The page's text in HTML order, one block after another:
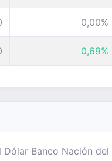
0,00%
0,69%
Banco Nación del